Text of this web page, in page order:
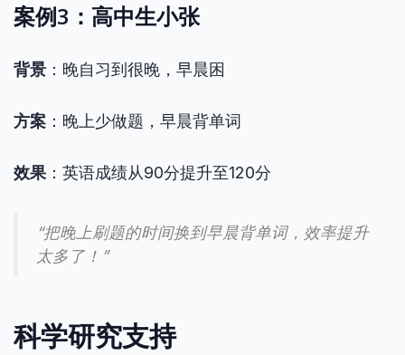
案例3：高中生小张
背景 ：晚自习到很晚，早晨困
方案 ：晚上少做题，早晨背单词
效果 ：英语成绩从90分提升至120分
“把晚上刷题的时间换到早晨背单词，效率提升
太多了！”
科学研究支持